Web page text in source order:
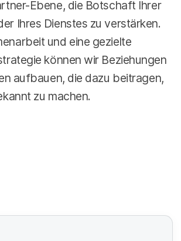
Ebene, die Botschaft Ihrer
Ihres Dienstes zu verstärken.
und eine gezielte
können wir Beziehungen
aufbauen, die dazu beitragen,
zu machen.